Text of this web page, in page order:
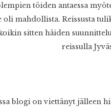
töiden antaessa
oli mahdollista. Reissusta
sitten häiden
reissulla
blogi on viettänyt jälleen